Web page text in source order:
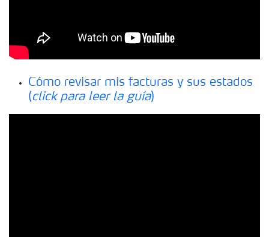
Cómo revisar mis facturas y sus estados
(click para leer la guía)